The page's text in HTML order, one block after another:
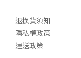
退換貨須知
隱私權政策
運送政策